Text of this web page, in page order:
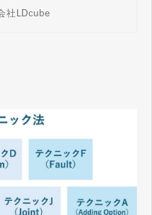
段階では、アイディア自体
よりも、とにかく数多くの
になるために活用してほし
ニックを伝授します。
社LDcube